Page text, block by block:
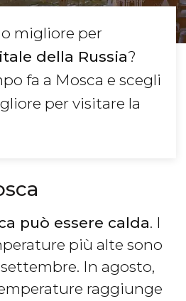
migliore per
della Russia?
fa a Mosca e scegli
per visitare la
può essere calda. I
più alte sono
In agosto,
raggiunge